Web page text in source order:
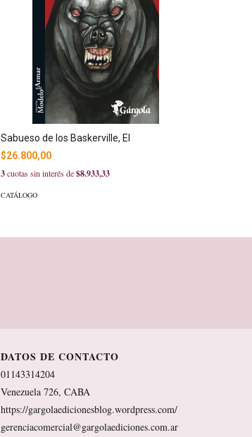
Sabueso de los Baskerville, El
$26.800,00
3cuotas sin interés de$8.933,33
CATÁLOGO
DATOS DE CONTACTO
01143314204
Venezuela 726, CABA
https://gargolaedicionesblog.wordpress.com/
gerenciacomercial@gargolaediciones.com.ar